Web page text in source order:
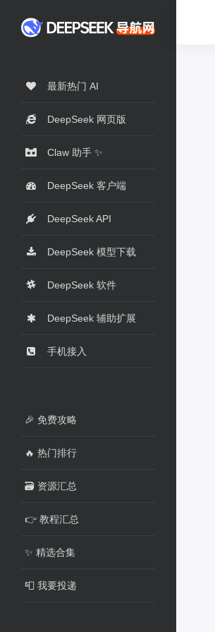
最新热门 AI
DeepSeek 网页版
Claw 助手 ✨
DeepSeek 客户端
DeepSeek API
DeepSeek 模型下载
DeepSeek 软件
DeepSeek 辅助扩展
手机接入
🎉 免费攻略
🔥 热门排行
🗃️ 资源汇总
👉 教程汇总
✨ 精选合集
📮 我要投递